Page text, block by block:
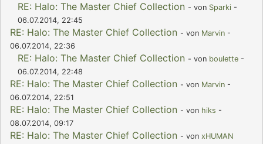
RE: Halo: The Master Chief Collection - von Sparki -
06.07.2014, 22:45
RE: Halo: The Master Chief Collection - von Marvin -
06.07.2014, 22:36
RE: Halo: The Master Chief Collection - von boulette -
06.07.2014, 22:48
RE: Halo: The Master Chief Collection - von Marvin -
06.07.2014, 22:51
RE: Halo: The Master Chief Collection - von hiks -
08.07.2014, 09:17
RE: Halo: The Master Chief Collection - von xHUMAN